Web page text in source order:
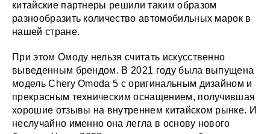
китайские партнеры решили таким образом
разнообразить количество автомобильных марок в
нашей стране.
При этом Омоду нельзя считать искусственно
выведенным брендом. В 2021 году была выпущена
модель Chery Omoda 5 с оригинальным дизайном и
прекрасным техническим оснащением, получившая
хорошие отзывы на внутреннем китайском рынке. И
неслучайно именно она легла в основу нового